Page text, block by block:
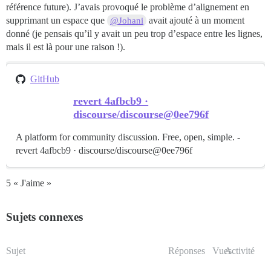
référence future). J’avais provoqué le problème d’alignement en
supprimant un espace que @Johani
avait ajouté à un moment
donné (je pensais qu’il y avait un peu trop d’espace entre les lignes,
mais il est là pour une raison !).
GitHub
revert 4afbcb9 ·
discourse/discourse@0ee796f
A platform for community discussion. Free, open, simple. -
revert 4afbcb9 · discourse/discourse@0ee796f
5 « J'aime »
Sujets connexes
Sujet Réponses VuesActivité